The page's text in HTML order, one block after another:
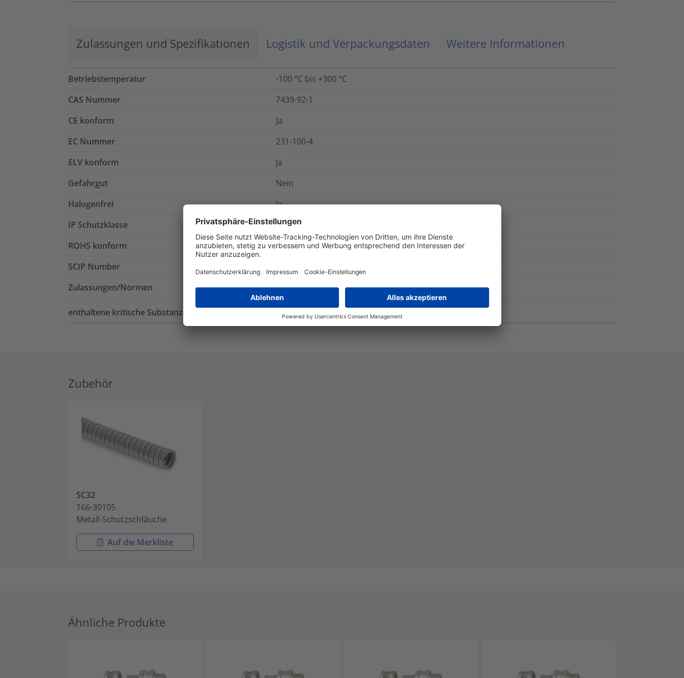
Zulassungen und Spezifikationen Logistik und Verpackungsdaten Weitere Informationen
Betriebstemperatur
-100 °C bis +300 °C
CAS Nummer
7439-92-1
CE konform
Ja
EC Nummer
231-100-4
ELV konform
Ja
Gefahrgut
Nein
Halogenfrei
Ja
IP Schutzklasse
IP40
ROHS konform
Ja
SCIP Number
6e6589a0-7137-40a9-bb48-2addc677e23a
Zulassungen/Normen
enthaltene kritische Substanzen Lead in Copper alloy4%
Zubehör
SC32
166-30105
Metall-Schutzschläuche
Auf die Merkliste
Ähnliche Produkte